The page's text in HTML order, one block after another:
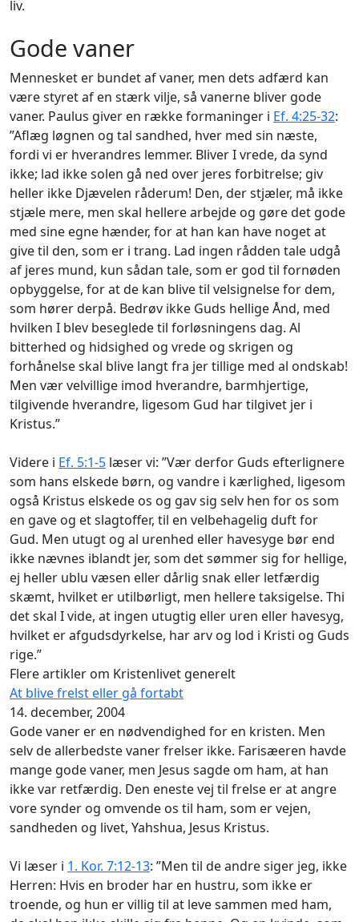
liv.
Gode vaner
Mennesket er bundet af vaner, men dets adfærd kan
være styret af en stærk vilje, så vanerne bliver gode
vaner. Paulus giver en række formaninger i Ef. 4:25-32:
”Aflæg løgnen og tal sandhed, hver med sin næste,
fordi vi er hverandres lemmer. Bliver I vrede, da synd
ikke; lad ikke solen gå ned over jeres forbitrelse; giv
heller ikke Djævelen råderum! Den, der stjæler, må ikke
stjæle mere, men skal hellere arbejde og gøre det gode
med sine egne hænder, for at han kan have noget at
give til den, som er i trang. Lad ingen rådden tale udgå
af jeres mund, kun sådan tale, som er god til fornøden
opbyggelse, for at de kan blive til velsignelse for dem,
som hører derpå. Bedrøv ikke Guds hellige Ånd, med
hvilken I blev beseglede til forløsningens dag. Al
bitterhed og hidsighed og vrede og skrigen og
forhånelse skal blive langt fra jer tillige med al ondskab!
Men vær velvillige imod hverandre, barmhjertige,
tilgivende hverandre, ligesom Gud har tilgivet jer i
Kristus.”
Videre i Ef. 5:1-5 læser vi: ”Vær derfor Guds efterlignere
som hans elskede børn, og vandre i kærlighed, ligesom
også Kristus elskede os og gav sig selv hen for os som
en gave og et slagtoffer, til en velbehagelig duft for
Gud. Men utugt og al urenhed eller havesyge bør end
ikke nævnes iblandt jer, som det sømmer sig for hellige,
ej heller ublu væsen eller dårlig snak eller letfærdig
skæmt, hvilket er utilbørligt, men hellere taksigelse. Thi
det skal I vide, at ingen utugtig eller uren eller havesyg,
hvilket er afgudsdyrkelse, har arv og lod i Kristi og Guds
rige.”
Flere artikler om Kristenlivet generelt
At blive frelst eller gå fortabt
14. december, 2004
Gode vaner er en nødvendighed for en kristen. Men
selv de allerbedste vaner frelser ikke. Farisæeren havde
mange gode vaner, men Jesus sagde om ham, at han
ikke var retfærdig. Den eneste vej til frelse er at angre
vore synder og omvende os til ham, som er vejen,
sandheden og livet, Yahshua, Jesus Kristus.
Vi læser i 1. Kor. 7:12-13: ”Men til de andre siger jeg, ikke
Herren: Hvis en broder har en hustru, som ikke er
troende, og hun er villig til at leve sammen med ham,